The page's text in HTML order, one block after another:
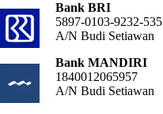
Bank BRI
5897-0103-9232-535
A/N Budi Setiawan
Bank MANDIRI
1840012065957
A/N Budi Setiawan